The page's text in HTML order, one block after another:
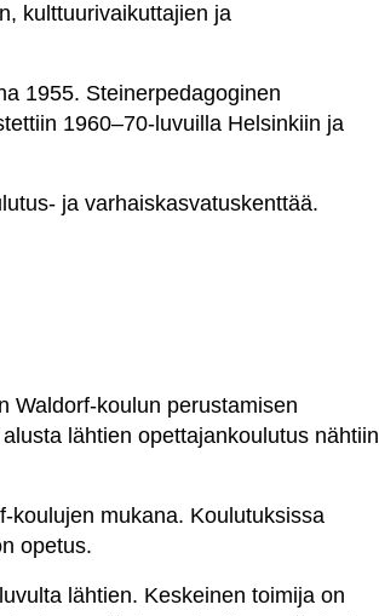
kulttuurivaikuttajien ja
1955. Steinerpedagoginen
1960–70-luvuilla Helsinkiin ja
ja varhaiskasvatuskenttää.
Waldorf-koulun perustamisen
lähtien opettajankoulutus nähtiin
koulujen mukana. Koulutuksissa
opetus.
lähtien. Keskeinen toimija on